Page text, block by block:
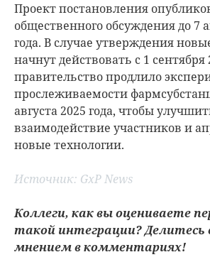
Проект постановления
общественного обсуждения до 7
года. В случае утверждения
начнут действовать с 1 сентября
правительство продлило
прослеживаемости
августа 2025 года, чтобы
взаимодействие участников и
новые технологии.
Источник: GxP News
Коллеги, как вы оцениваете
такой интеграции? Делитесь
мнением в комментариях!